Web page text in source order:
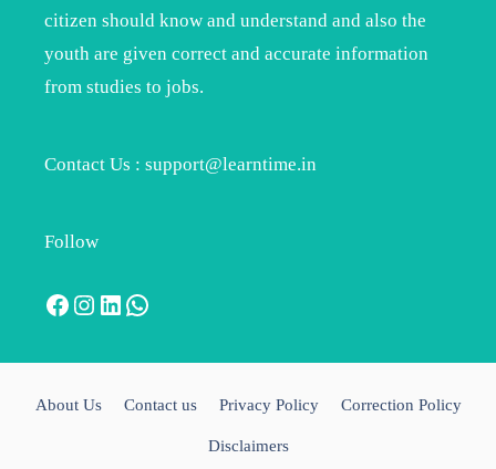
citizen should know and understand and also the
youth are given correct and accurate information
from studies to jobs.
Contact Us : support@learntime.in
Follow
Facebook
Instagram
LinkedIn
WhatsApp
About Us Contact us Privacy Policy Correction Policy
Disclaimers